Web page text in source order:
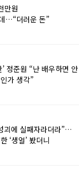
만원
…“더러운 돈”
’ 정준원 “난 배우하면 안
가 생각”
괴에 실패자라더라”…
‘생얼’ 봤더니